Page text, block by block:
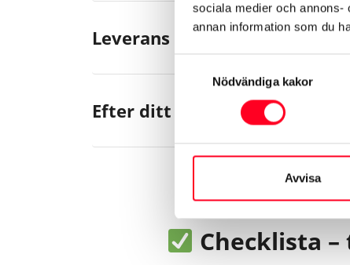
sociala medier och
annan information som du
Nödvändiga kakor
Avvisa
Leverans – dags att köra
Efter ditt bilköp
Checklista